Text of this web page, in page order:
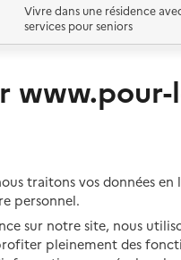
Vivre dans une résidence
services pour seniors
Vivre en accueil familial
www.pour-
traitons vos données
personnel.
sur notre site, nous
pleinement des